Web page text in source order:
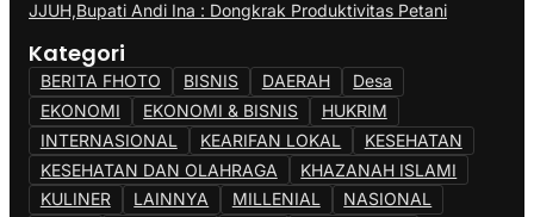
JJUH,Bupati Andi Ina : Dongkrak Produktivitas Petani
Kategori
BERITA FHOTO BISNIS DAERAH
Desa
EKONOMI
EKONOMI & BISNIS
HUKRIM
INTERNASIONAL
KEARIFAN LOKAL
KESEHATAN
KESEHATAN DAN OLAHRAGA
KHAZANAH ISLAMI
KULINER
LAINNYA MILLENIAL
NASIONAL